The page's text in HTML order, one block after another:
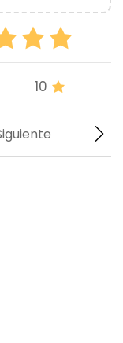
10